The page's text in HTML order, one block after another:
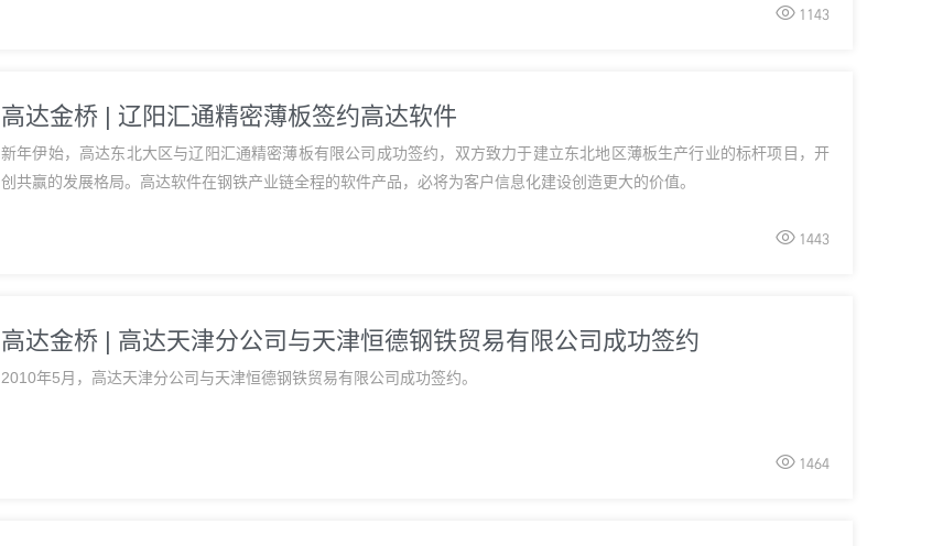
 1143
高达金桥 | 辽阳汇通精密薄板签约高达软件
新年伊始，高达东北大区与辽阳汇通精密薄板有限公司成功签约，双方致力于建立东北地区薄板生产行业的标杆项目，开
创共赢的发展格局。高达软件在钢铁产业链全程的软件产品，必将为客户信息化建设创造更大的价值。
 1443
高达金桥 | 高达天津分公司与天津恒德钢铁贸易有限公司成功签约
2010年5月，高达天津分公司与天津恒德钢铁贸易有限公司成功签约。
 1464